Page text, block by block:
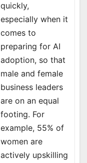
quickly,
especially when it
comes to
preparing for AI
adoption, so that
male and female
business leaders
are on an equal
footing. For
example, 55% of
women are
actively upskilling